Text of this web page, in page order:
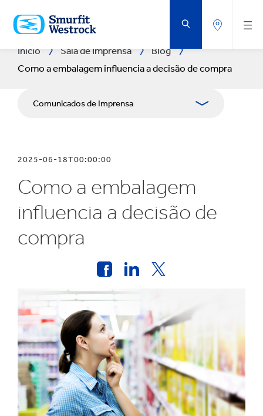
PARA
O
CONTEÚDO
Início Sala de Imprensa
Blog
Como a embalagem influencia a decisão de compra
Comunicados de Imprensa
Publicações
Recursos de mídia
2025-06-18T00:00:00
Como a embalagem
influencia a decisão de
compra